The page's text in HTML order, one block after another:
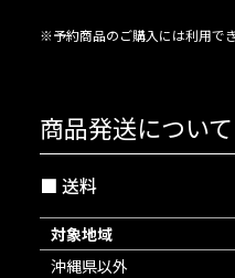
※予約商品のご購入には利用で
商品発送について
送料
対象地域
沖縄県以外